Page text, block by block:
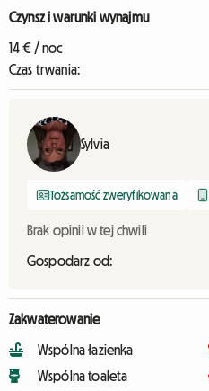
Czynsz i warunki wynajmu
14 € / noc
Czas trwania:
Sylvia
Tożsamość zweryfikowana
Brak opinii w tej chwili
Gospodarz od:
Zakwaterowanie
Wspólna łazienka
Wspólna toaleta